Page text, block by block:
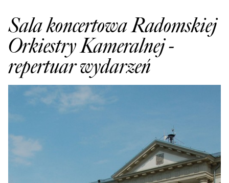
Sala koncertowa Radomskiej
Orkiestry Kameralnej-
repertuar wydarzeń